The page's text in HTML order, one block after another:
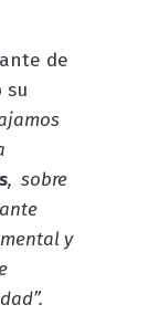
de
su
, sobre
y